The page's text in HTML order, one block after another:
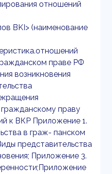
отношений
BKI> (наименование
праве РФ
возникновения
праву
к ВКР Приложение 1.
в граж- панском
представительства
Приложение 3.